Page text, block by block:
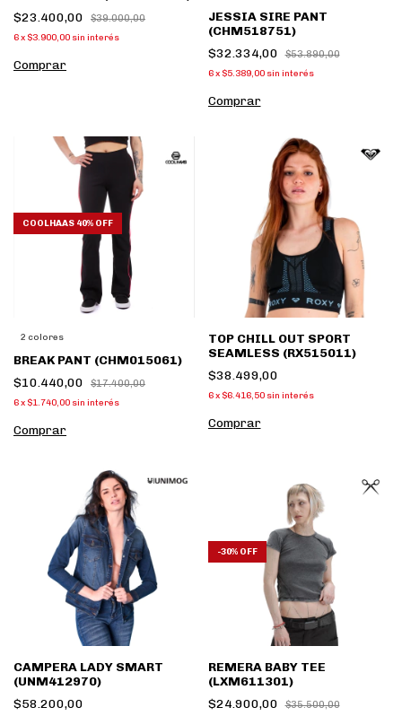
$23.400,00
$39.000,00
6x $3.900,00 sin interés
Comprar
JESSIA SIRE PANT
(CHM518751)
$32.334,00
$53.890,00
6 x $5.389,00 sin interés
Comprar
COOLHAAS 40% OFF
2 colores
BREAK PANT (CHM015061)
$10.440,00
$17.400,00
6x $1.740,00 sin interés
Comprar
TOP CHILL OUT SPORT
SEAMLESS (RX515011)
$38.499,00
6 x $6.416,50 sin interés
Comprar
CAMPERA LADY SMART
(UNM412970)
$58.200,00
-30% OFF
REMERA BABY TEE
(LXM611301)
$24.900,00
$35.500,00